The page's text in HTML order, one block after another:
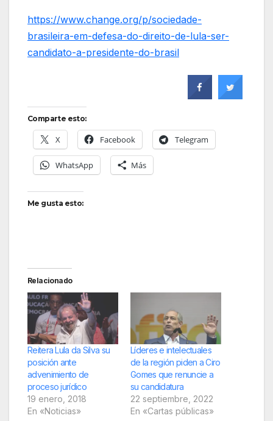
https://www.change.org/p/sociedade-
brasileira-em-defesa-do-direito-de-lula-ser-
candidato-a-presidente-do-brasil
Comparte esto:
X Facebook Telegram
WhatsApp Más
Me gusta esto:
Relacionado
Reitera Lula da Silva su
posición ante
advenimiento de
proceso jurídico
19 enero, 2018
En «Noticias»
Líderes e intelectuales
de la región piden a Ciro
Gomes que renuncie a
su candidatura
22 septiembre, 2022
En «Cartas públicas»